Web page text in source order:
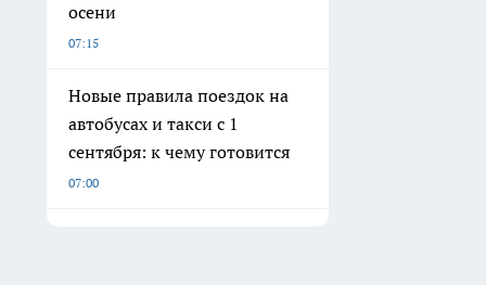
осени
07:15
Новые правила поездок на
автобусах и такси с 1
сентября: к чему готовится
07:00